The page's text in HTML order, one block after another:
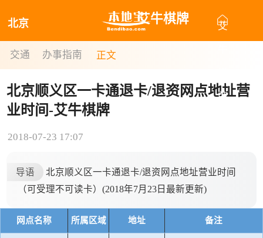
北京 艾
牌
艾牛棋牌
交通 办事指南 正文
北京顺义区一卡通退卡/退资网点地址营
业时间-艾牛棋牌
2018-07-23 17:07
导语
北京顺义区一卡通退卡/退资网点地址营业时间
（可受理不可读卡）(2018年7月23日最新更新)
网点名称 所属区域 地址 备注